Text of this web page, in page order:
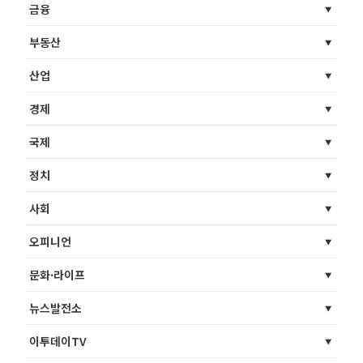
금융
부동산
산업
경제
국제
정치
사회
오피니언
문화·라이프
뉴스발전소
이투데이TV